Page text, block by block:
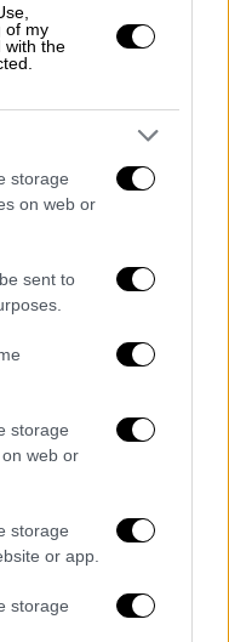
of my
with the
storage
on web or
sent to
storage
web or
storage
or app.
storage
Χάβρης
.
απέτυχε
που
έναν από
δημοτικές
Λορ
Τουλόν από
Μασί που
σύμφωνα
Εθνικού
45% , έναντι
εξασφάλισε
της αριστεράς